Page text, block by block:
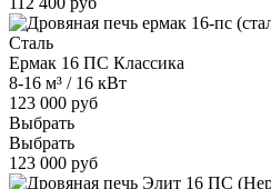
Сталь
Ермак 16 ПС Классика
8-16 м³ / 16 кВт
123 000 руб
Выбрать
Выбрать
123 000 руб